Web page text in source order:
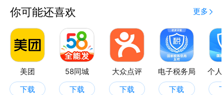
1、提供发布和查看便民信息
2、商家福利动态查看，掌握商家福利信息
3、号码百事通，收录了本地便民服务电话，提供用户
浏览
【商家服务】
商家可发布优惠信息，活动信息
你可能还喜欢 更多
美团
下载
58同城
下载
大众点评
下载
电子税务局
下载
个